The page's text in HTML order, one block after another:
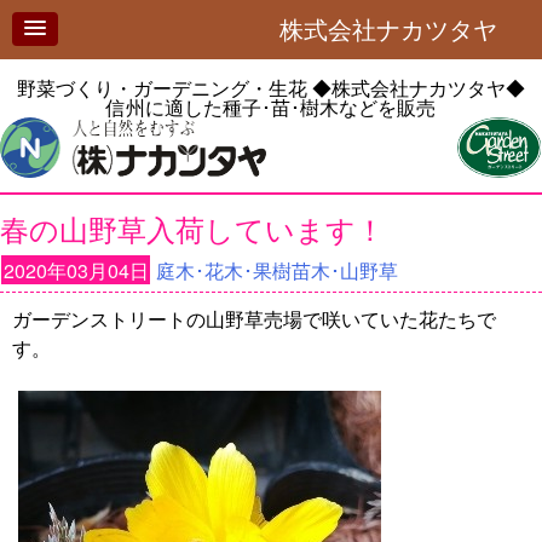
株式会社ナカツタヤ
野菜づくり・ガーデニング・生花◆株式会社ナカツタヤ◆
信州に適した種子･苗･樹木などを販売
春の山野草入荷しています！
2020年03月04日 庭木･花木･果樹苗木･山野草
ガーデンストリートの山野草売場で咲いていた花たちで
す。